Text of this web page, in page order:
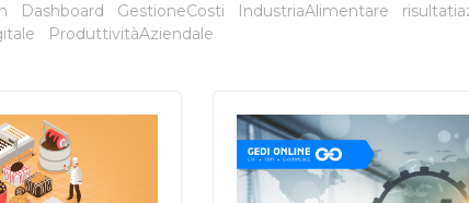
Dashboard GestioneCosti IndustriaAlimentare
ProduttivitàAziendale